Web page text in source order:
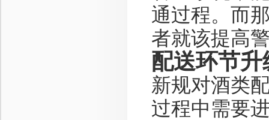
通过程。而
者就该提高
配送环节
新规对酒类
过程中需要